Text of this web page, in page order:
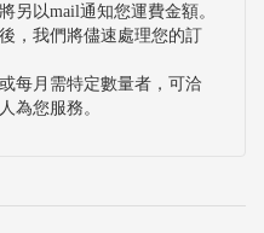
另以mail通知您運費金額。
，我們將儘速處理您的訂
每月需特定數量者，可洽
為您服務。